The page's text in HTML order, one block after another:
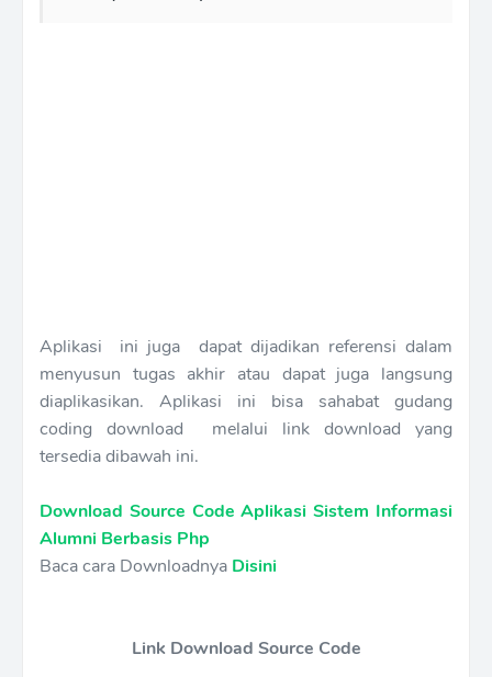
Aplikasi ini juga dapat dijadikan referensi dalam
menyusun tugas akhir atau dapat juga langsung
diaplikasikan. Aplikasi ini bisa sahabat gudang
coding download melalui link download yang
tersedia dibawah ini.
Download Source Code Aplikasi Sistem Informasi
Alumni Berbasis Php
Baca cara Downloadnya Disini
Link Download Source Code